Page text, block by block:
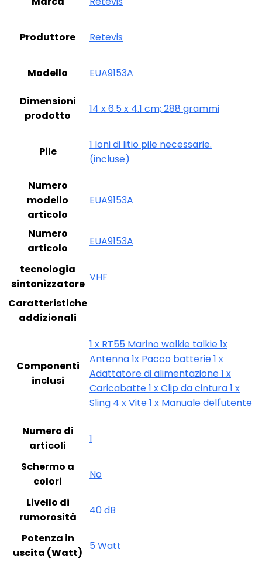
Produttore ‎Retevis
Modello ‎EUA9153A
Dimensioni
prodotto
‎14 x 6.5 x 4.1 cm; 288 grammi
Pile
‎1 Ioni di litio pile necessarie.
(incluse)
Numero
modello
articolo
‎EUA9153A
Numero
articolo
‎EUA9153A
tecnologia
sintonizzatore
‎VHF
Caratteristiche
addizionali
Componenti
inclusi
‎1 x RT55 Marino walkie talkie 1x
Antenna 1x Pacco batterie 1 x
Adattatore di alimentazione 1 x
Caricabatte 1 x Clip da cintura 1 x
Sling 4 x Vite 1 x Manuale dell'utente
Numero di
articoli
‎1
Schermo a
colori
‎No
Livello di
rumorosità
‎40 dB
Potenza in
uscita (Watt)
‎5 Watt